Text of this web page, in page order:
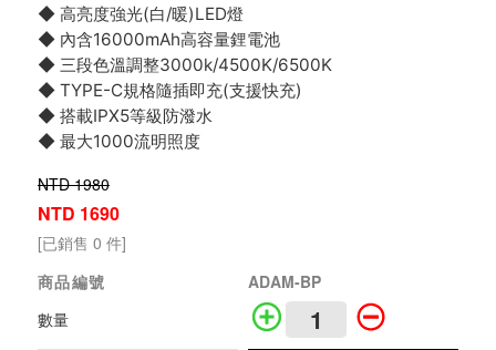
◆ 高亮度強光(白/暖)LED燈
◆ 內含16000mAh高容量鋰電池
◆ 三段色溫調整3000k/4500K/6500K
◆ TYPE-C規格隨插即充(支援快充)
◆ 搭載IPX5等級防潑水
◆ 最大1000流明照度
NTD 1980
NTD 1690
[已銷售 0 件]
商品編號
ADAM-BP
數量